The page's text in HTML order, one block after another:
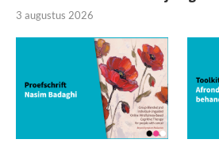
3 augustus 2026